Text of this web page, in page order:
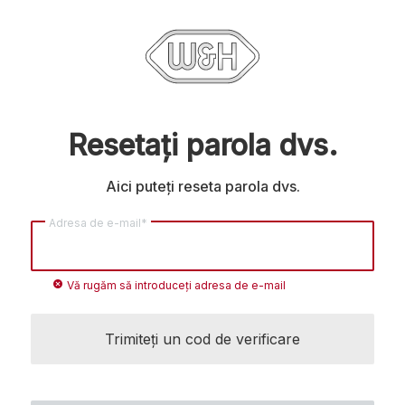
Resetați parola dvs.
Aici puteți reseta parola dvs.
Adresa de e-mail*
cancel Vă rugăm să introduceți adresa de e-mail
Trimiteți un cod de verificare